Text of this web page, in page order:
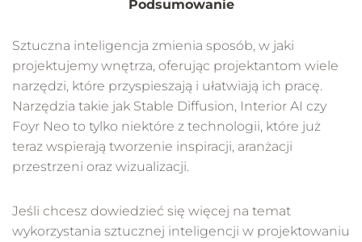
Podsumowanie
Sztuczna inteligencja zmienia sposób, w jaki
projektujemy wnętrza, oferując projektantom wiele
narzędzi, które przyspieszają i ułatwiają ich pracę.
Narzędzia takie jak Stable Diffusion, Interior AI czy
Foyr Neo to tylko niektóre z technologii, które już
teraz wspierają tworzenie inspiracji, aranżacji
przestrzeni oraz wizualizacji.
Jeśli chcesz dowiedzieć się więcej na temat
wykorzystania sztucznej inteligencji w projektowaniu